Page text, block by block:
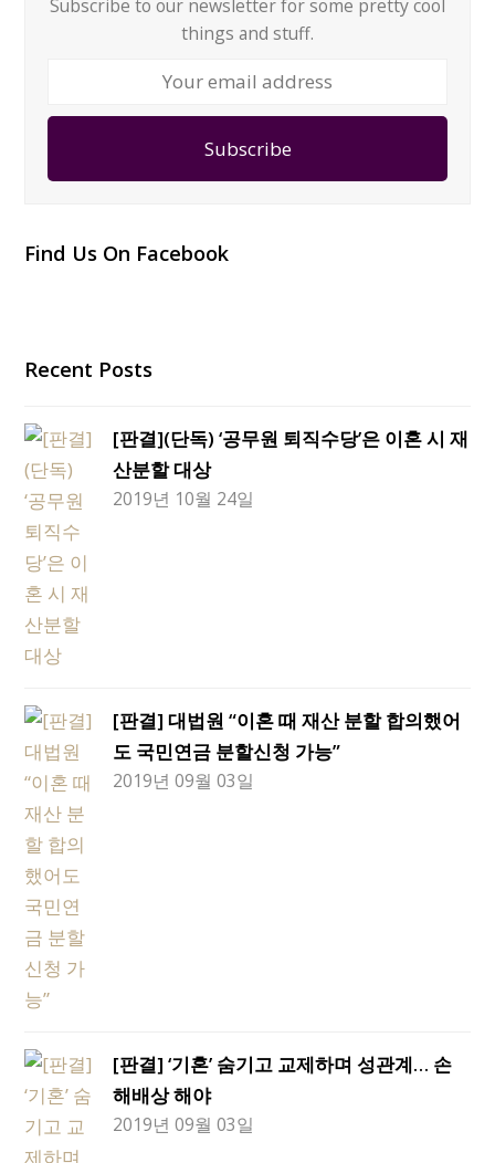
Subscribe to our newsletter for some pretty cool
things and stuff.
Subscribe
Find Us On Facebook
Recent Posts
[판결](단독) ‘공무원 퇴직수당’은 이혼 시 재
산분할 대상
2019년 10월 24일
[판결] 대법원 “이혼 때 재산 분할 합의했어
도 국민연금 분할신청 가능”
2019년 09월 03일
[판결] ‘기혼’ 숨기고 교제하며 성관계… 손
해배상 해야
2019년 09월 03일